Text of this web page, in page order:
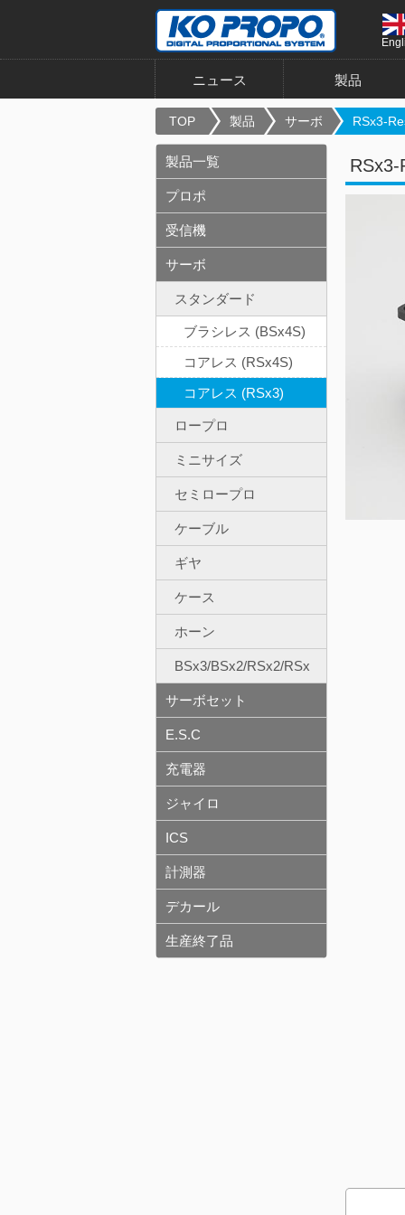
ニュース 製品
TOP 製品 サーボ RSx3-
RSx3-
製品一覧
プロポ
受信機
サーボ
スタンダード
ブラシレス (BSx4S)
コアレス (RSx4S)
コアレス (RSx3)
ロープロ
ミニサイズ
セミロープロ
ケーブル
ギヤ
ケース
ホーン
BSx3/BSx2/RSx2/RSx
サーボセット
E.S.C
充電器
ジャイロ
ICS
計測器
デカール
生産終了品